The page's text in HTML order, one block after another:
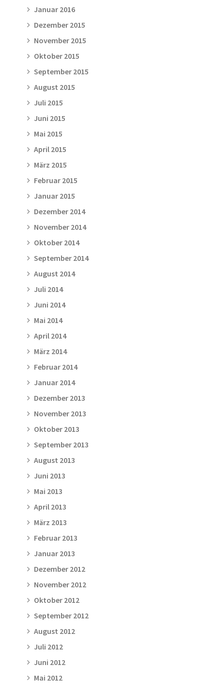
Januar 2016
Dezember 2015
November 2015
Oktober 2015
September 2015
August 2015
Juli 2015
Juni 2015
Mai 2015
April 2015
März 2015
Februar 2015
Januar 2015
Dezember 2014
November 2014
Oktober 2014
September 2014
August 2014
Juli 2014
Juni 2014
Mai 2014
April 2014
März 2014
Februar 2014
Januar 2014
Dezember 2013
November 2013
Oktober 2013
September 2013
August 2013
Juni 2013
Mai 2013
April 2013
März 2013
Februar 2013
Januar 2013
Dezember 2012
November 2012
Oktober 2012
September 2012
August 2012
Juli 2012
Juni 2012
Mai 2012